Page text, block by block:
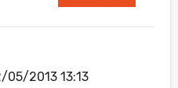
05/2013 13:13